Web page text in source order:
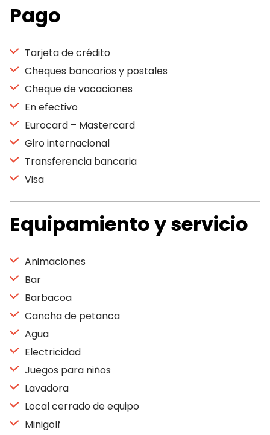
Pago
Tarjeta de crédito
Cheques bancarios y postales
Cheque de vacaciones
En efectivo
Eurocard – Mastercard
Giro internacional
Transferencia bancaria
Visa
Equipamiento y servicio
Animaciones
Bar
Barbacoa
Cancha de petanca
Agua
Electricidad
Juegos para niños
Lavadora
Local cerrado de equipo
Minigolf